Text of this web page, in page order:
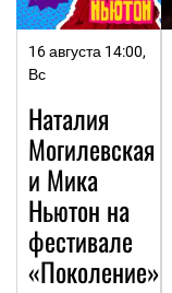
16 августа 14:00,
Вс
Наталия
Могилевская
и Мика
Ньютон на
фестивале
«Поколение»